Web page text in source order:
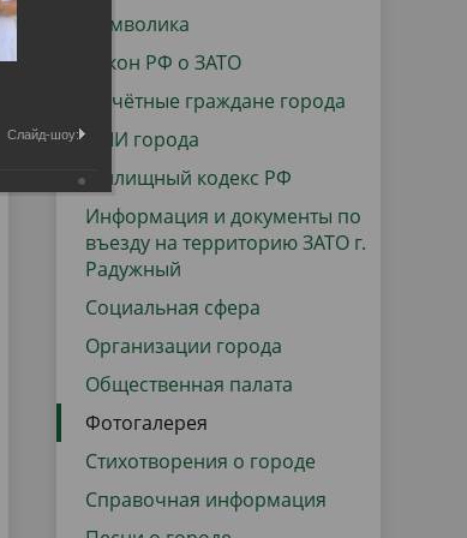
Городская среда
данных
Региональный контроль
Поддержка малого и среднего
предпринимательства
Символика
Закон РФ о ЗАТО
Почётные граждане города
СМИ города
Жилищный кодекс РФ
Информация и документы по
въезду на территорию ЗАТО г.
Радужный
Социальная сфера
Организации города
Общественная палата
Фотогалерея
Стихотворения о городе
Справочная информация
Слайд-шоу: